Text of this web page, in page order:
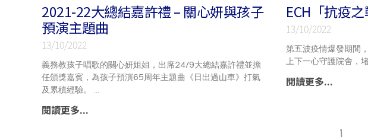
2021-22大總結嘉許禮 – 關心妍與孩子
預演主題曲
13/10/2022
義務教孩子唱歌的關心妍姐姐，出席24/9大總結嘉許禮並擔
任頒獎嘉賓，為孩子預演65周年主題曲《日出過山車》打氣
及累積經驗。
閱讀更多...
ECH「抗疫
13/10/2022
第五波疫情爆發期間
上下一心守護院舍，
閱讀更多...
1